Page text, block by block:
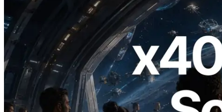
2026.07.04
ERPC เปิดตัว Solana RPC ที่รองรับ x402